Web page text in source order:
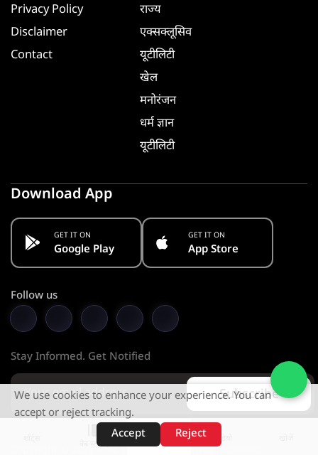
वेब स्टोरीज़
Privacy Policy
Disclaimer
Contact
राज्य
एक्सक्लूसिव
यूटीलिटी
खेल
मनोरंजन
धर्म ज्ञान
यूटीलिटी
Download App
GET IT ON
Google Play
GET IT ON
App Store
Follow us
Stay Informed. Get Notified
Subscribe
Copyright © 2026 KMC PVT. LTD. All Rights Reserved.
We use cookies to enhance your experience. You can
accept or reject tracking.
Accept
Reject